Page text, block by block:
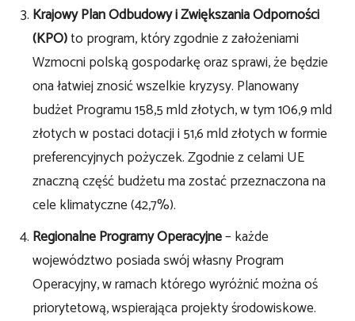
Krajowy Plan Odbudowy i Zwiększania Odporności
(KPO)to program, który zgodnie z założeniami
Wzmocni polską gospodarkę oraz sprawi, że będzie
ona łatwiej znosić wszelkie kryzysy. Planowany
budżet Programu 158,5 mld złotych, w tym 106,9 mld
złotych w postaci dotacji i 51,6 mld złotych w formie
preferencyjnych pożyczek. Zgodnie z celami UE
znaczną część budżetu ma zostać przeznaczona na
cele klimatyczne (42,7%).
Regionalne Programy Operacyjne– każde
województwo posiada swój własny Program
Operacyjny, w ramach którego wyróżnić można oś
priorytetową, wspierająca projekty środowiskowe.